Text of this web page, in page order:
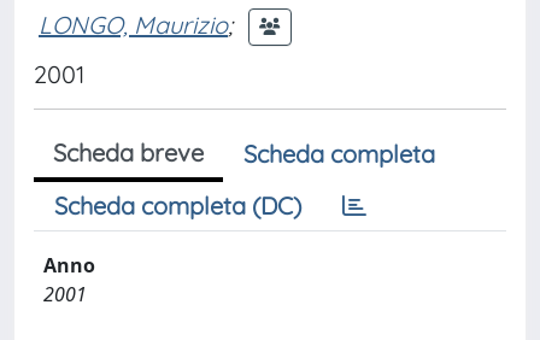
LONGO, Maurizio;
2001
Scheda breve
Scheda completa
Scheda completa (DC)
Anno
2001